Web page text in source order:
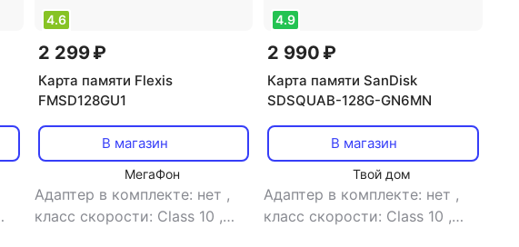
4.6
2 299 ₽
Карта памяти Flexis
FMSD128GU1
В магазин
МегаФон
Адаптер в комплекте: нет ,
класс скорости: Class 10 ,
4.9
2 990 ₽
Карта памяти SanDisk
SDSQUAB-128G-GN6MN
В магазин
Твой дом
Адаптер в комплекте: нет ,
класс скорости: Class 10 ,